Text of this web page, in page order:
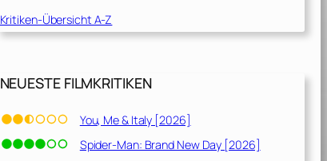
Kritiken-Übersicht A-Z
NEUESTE FILMKRITIKEN
You, Me & Italy [2026]
Spider-Man: Brand New Day [2026]